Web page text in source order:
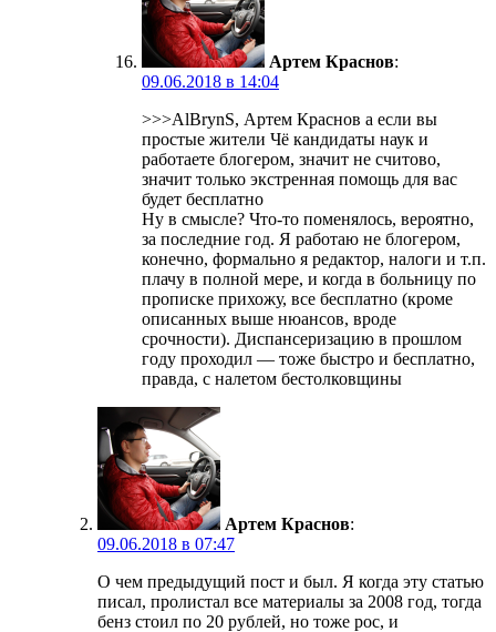
Артем Краснов:
09.06.2018 в 14:04
>>>AlBrynS, Артем Краснов а если вы
простые жители Чё кандидаты наук и
работаете блогером, значит не считово,
значит только экстренная помощь для вас
будет бесплатно
Ну в смысле? Что-то поменялось, вероятно,
за последние год. Я работаю не блогером,
конечно, формально я редактор, налоги и т.п.
плачу в полной мере, и когда в больницу по
прописке прихожу, все бесплатно (кроме
описанных выше нюансов, вроде
срочности). Диспансеризацию в прошлом
году проходил — тоже быстро и бесплатно,
правда, с налетом бестолковщины
Артем Краснов:
09.06.2018 в 07:47
О чем предыдущий пост и был. Я когда эту статью
писал, пролистал все материалы за 2008 год, тогда
бенз стоил по 20 рублей, но тоже рос, и